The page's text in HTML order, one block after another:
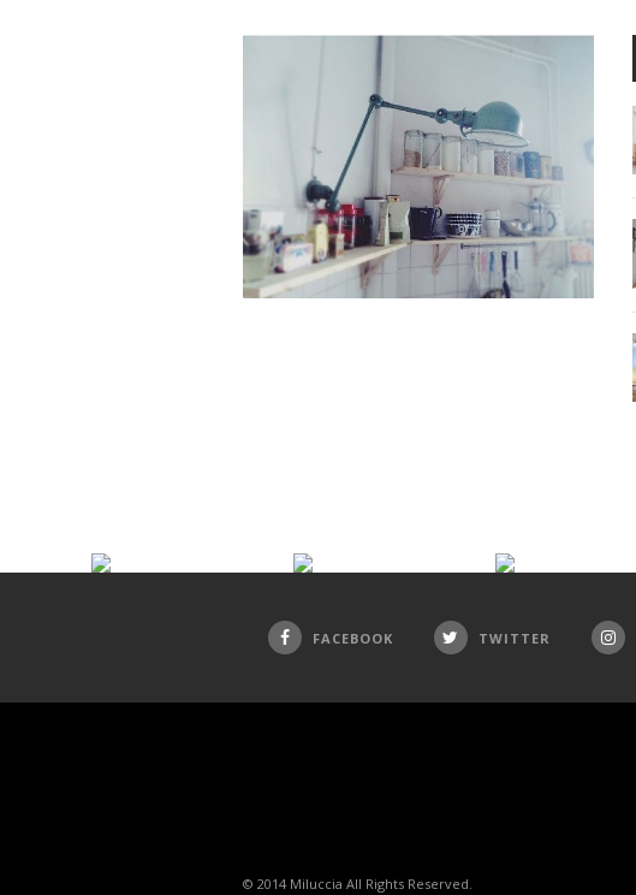
FACEBOOK TWITTER
© 2014 Miluccia All Rights Reserved.